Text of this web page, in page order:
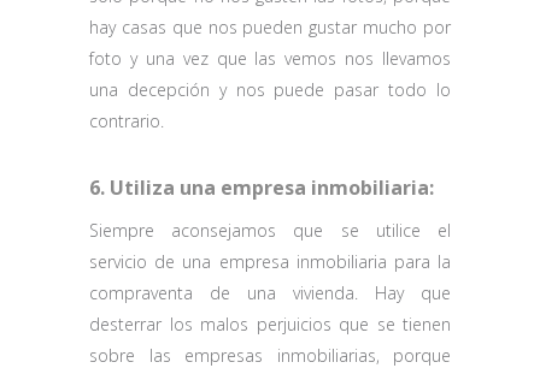
hay casas que nos pueden gustar mucho por
foto y una vez que las vemos nos llevamos
una decepción y nos puede pasar todo lo
contrario.
6. Utiliza una empresa inmobiliaria:
Siempre aconsejamos que se utilice el
servicio de una empresa inmobiliaria para la
compraventa de una vivienda. Hay que
desterrar los malos perjuicios que se tienen
sobre las empresas inmobiliarias, porque